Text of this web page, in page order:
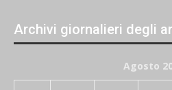
Archivi giornalieri degli
Agosto